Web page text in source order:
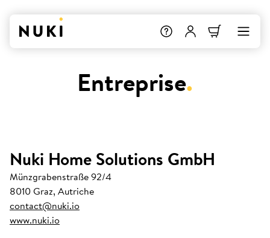
Entreprise.
Nuki Home Solutions GmbH
Münzgrabenstraße 92/4
8010 Graz, Autriche
contact@nuki.io
www.nuki.io